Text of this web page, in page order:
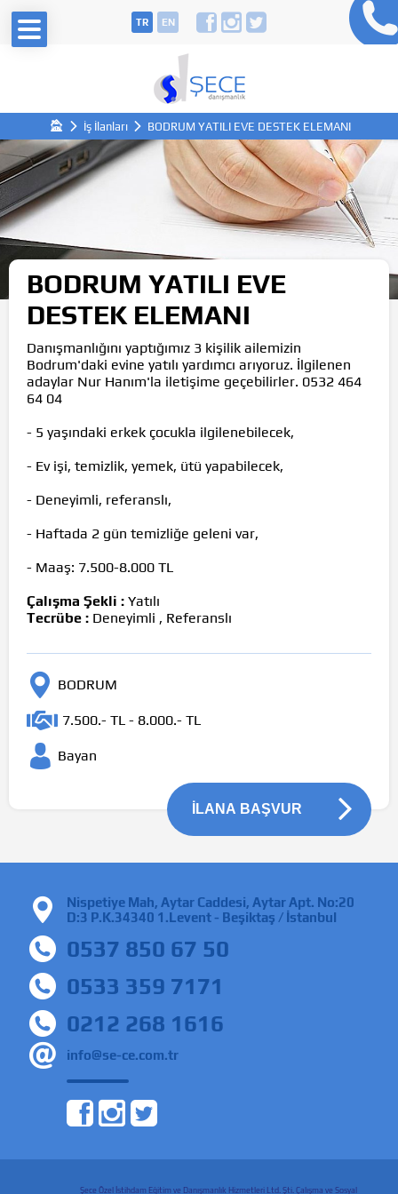
TR EN
İş İlanları BODRUM YATILI EVE DESTEK ELEMANI
BODRUM YATILI EVE
DESTEK ELEMANI
Danışmanlığını yaptığımız 3 kişilik ailemizin
Bodrum'daki evine yatılı yardımcı arıyoruz. İlgilenen
adaylar Nur Hanım'la iletişime geçebilirler. 0532 464
64 04
- 5 yaşındaki erkek çocukla ilgilenebilecek,
- Ev işi, temizlik, yemek, ütü yapabilecek,
- Deneyimli, referanslı,
- Haftada 2 gün temizliğe geleni var,
- Maaş: 7.500-8.000 TL
Çalışma Şekli : Yatılı
Tecrübe : Deneyimli , Referanslı
BODRUM
7.500.- TL - 8.000.- TL
Bayan
İLANA BAŞVUR
Nispetiye Mah, Aytar Caddesi, Aytar Apt. No:20
D:3 P.K.34340 1.Levent - Beşiktaş / İstanbul
0537 850 67 50
0533 359 7171
0212 268 1616
info@se-ce.com.tr
Şece Özel İstihdam Eğitim ve Danışmanlık Hizmetleri Ltd. Şti. Çalışma ve Sosyal